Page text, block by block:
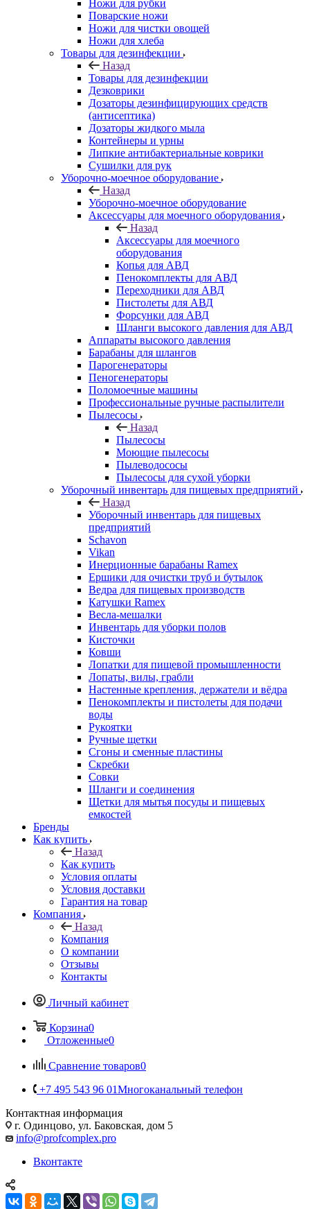
Ножи для рубки
Поварские ножи
Ножи для чистки овощей
Ножи для хлеба
Товары для дезинфекции
Назад
Товары для дезинфекции
Дезковрики
Дозаторы дезинфицирующих средств
(антисептика)
Дозаторы жидкого мыла
Контейнеры и урны
Липкие антибактериальные коврики
Сушилки для рук
Уборочно-моечное оборудование
Назад
Уборочно-моечное оборудование
Аксессуары для моечного оборудования
Назад
Аксессуары для моечного
оборудования
Копья для АВД
Пенокомплекты для АВД
Переходники для АВД
Пистолеты для АВД
Форсунки для АВД
Шланги высокого давления для АВД
Аппараты высокого давления
Барабаны для шлангов
Парогенераторы
Пеногенераторы
Поломоечные машины
Профессиональные ручные распылители
Пылесосы
Назад
Пылесосы
Моющие пылесосы
Пылеводососы
Пылесосы для сухой уборки
Уборочный инвентарь для пищевых предприятий
Назад
Уборочный инвентарь для пищевых
предприятий
Schavon
Vikan
Инерционные барабаны Ramex
Ершики для очистки труб и бутылок
Ведра для пищевых производств
Катушки Ramex
Весла-мешалки
Инвентарь для уборки полов
Кисточки
Ковши
Лопатки для пищевой промышленности
Лопаты, вилы, грабли
Настенные крепления, держатели и вёдра
Пенокомплекты и пистолеты для подачи
воды
Рукоятки
Ручные щетки
Сгоны и сменные пластины
Скребки
Совки
Шланги и соединения
Щетки для мытья посуды и пищевых
емкостей
Бренды
Как купить
Назад
Как купить
Условия оплаты
Условия доставки
Гарантия на товар
Компания
Назад
Компания
О компании
Отзывы
Контакты
Личный кабинет
Корзина0
Отложенные0
Сравнение товаров0
+7 495 543 96 01Многоканальный телефон
Контактная информация
г. Одинцово, ул. Баковская, дом 5
info@profcomplex.pro
Вконтакте